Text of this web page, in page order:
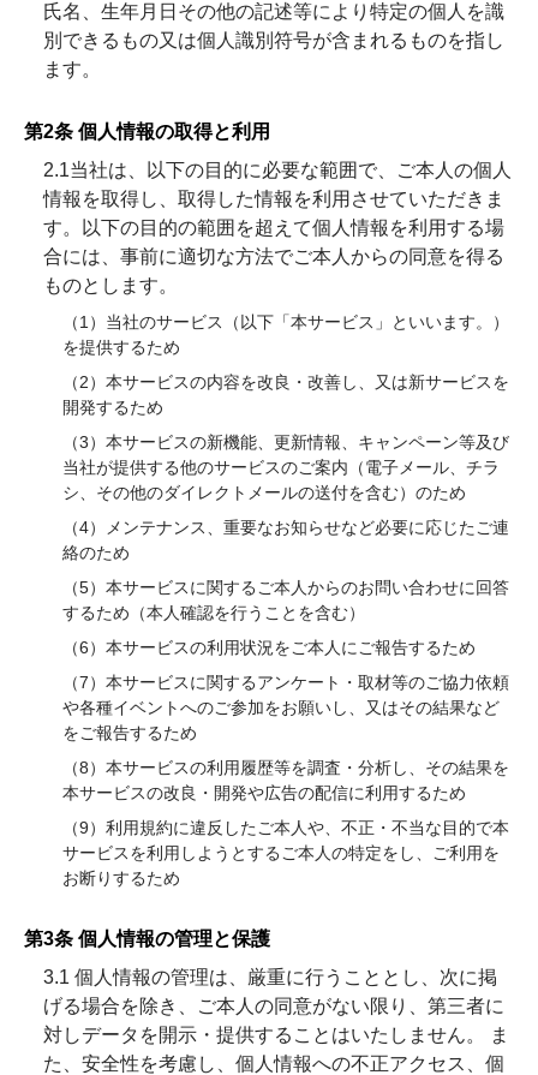
氏名、生年月日その他の記述等により特定の個人を識
別できるもの又は個人識別符号が含まれるものを指し
ます。
第2条 個人情報の取得と利用
2.1当社は、以下の目的に必要な範囲で、ご本人の個⼈
情報を取得し、取得した情報を利用させていただきま
す。以下の⽬的の範囲を超えて個⼈情報を利⽤する場
合には、事前に適切な⽅法でご本人からの同意を得る
ものとします。
（1）当社のサービス（以下「本サービス」といいます。）
を提供するため
（2）本サービスの内容を改良・改善し、又は新サービスを
開発するため
（3）本サービスの新機能、更新情報、キャンペーン等及び
当社が提供する他のサービスのご案内（電子メール、チラ
シ、その他のダイレクトメールの送付を含む）のため
（4）メンテナンス、重要なお知らせなど必要に応じたご連
絡のため
（5）本サービスに関するご本人からのお問い合わせに回答
するため（本人確認を行うことを含む）
（6）本サービスの利用状況をご本人にご報告するため
（7）本サービスに関するアンケート・取材等のご協力依頼
や各種イベントへのご参加をお願いし、又はその結果など
をご報告するため
（8）本サービスの利用履歴等を調査・分析し、その結果を
本サービスの改良・開発や広告の配信に利用するため
（9）利用規約に違反したご本人や、不正・不当な目的で本
サービスを利用しようとするご本人の特定をし、ご利用を
お断りするため
第3条 個人情報の管理と保護
3.1 個人情報の管理は、厳重に行うこととし、次に掲
げる場合を除き、ご本人の同意がない限り、第三者に
対しデータを開示・提供することはいたしません。 ま
た、安全性を考慮し、個人情報への不正アクセス、個